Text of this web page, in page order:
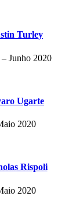
Turley
Junho 2020
Ugarte
2020
Rispoli
2020